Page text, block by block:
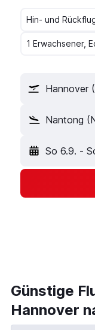
Hin- und
1 Erwachsener,
Hannover
Nantong
So 6.9. -
Günstige
Hannover